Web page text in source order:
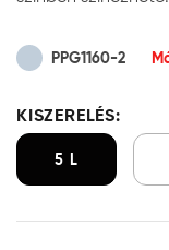
PPG1160-2
KISZERELÉS:
5 L